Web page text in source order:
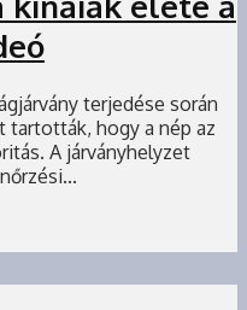
terjedése során
tartották, hogy a nép az
A járványhelyzet